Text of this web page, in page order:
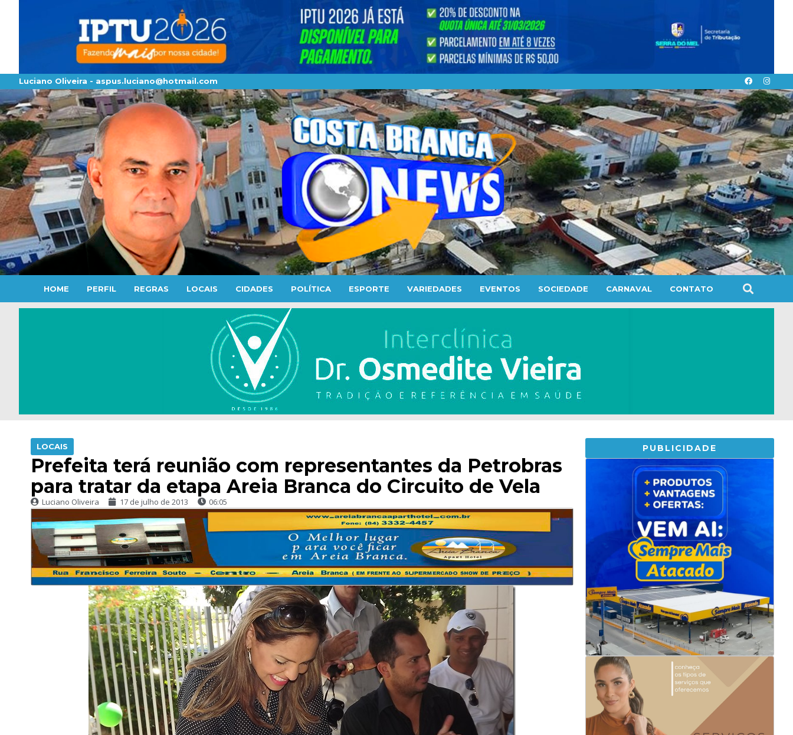
Luciano Oliveira - aspus.luciano@hotmail.com
HOME PERFIL REGRAS LOCAIS CIDADES POLÍTICA ESPORTE VARIEDADES EVENTOS SOCIEDADE CARNAVAL CONTATO
LOCAIS
Prefeita terá reunião com representantes da Petrobras
para tratar da etapa Areia Branca do Circuito de Vela
Luciano Oliveira 17 de julho de 2013 06:05
PUBLICIDADE